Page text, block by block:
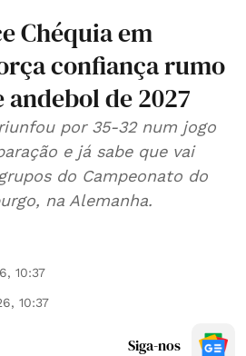
Chéquia em
confiança rumo
de 2027
por 35-32 num jogo
e já sabe que vai
do Campeonato do
na Alemanha.
10:37
10:37
Siga-nos